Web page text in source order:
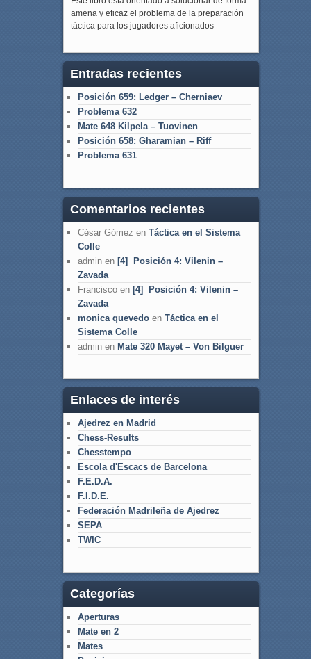
amena y eficaz el problema de la preparación
táctica para los jugadores aficionados
Entradas recientes
Posición 659: Ledger – Cherniaev
Problema 632
Mate 648 Kilpela – Tuovinen
Posición 658: Gharamian – Riff
Problema 631
Comentarios recientes
César Gómez en Táctica en el Sistema
Colle
adminen [4] Posición 4: Vilenin –
Zavada
Franciscoen [4] Posición 4: Vilenin –
Zavada
monica quevedoen Táctica en el
Sistema Colle
adminen Mate 320 Mayet – Von Bilguer
Enlaces de interés
Ajedrez en Madrid
Chess-Results
Chesstempo
Escola d'Escacs de Barcelona
F.E.D.A.
F.I.D.E.
Federación Madrileña de Ajedrez
SEPA
TWIC
Categorías
Aperturas
Mate en 2
Mates